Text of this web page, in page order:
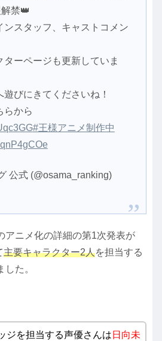
禁👑
ンスタッフ、キャストコメン
ターページも更新していま
びにきてくださいね！
らから
#王様アニメ制作中
公式 (@osama_ranking)
アニメ化の詳細の第1次発表が
主要キャラクター2人を担当する
た。
ジを担当する声優さんは 日向未